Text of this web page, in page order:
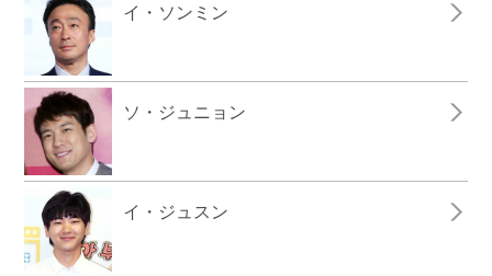
イ・ソンミン
ソ・ジュニョン
イ・ジュスン